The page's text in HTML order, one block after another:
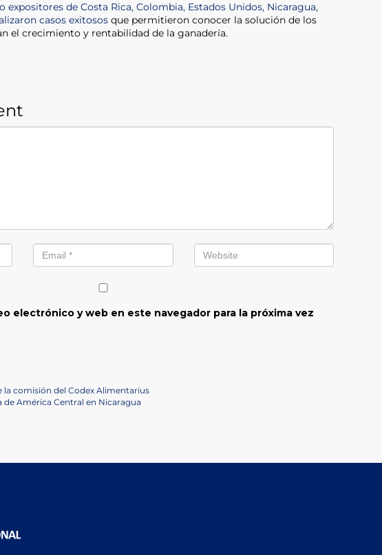
expositores de Costa Rica, Colombia, Estados Unidos, Nicaragua,
casos exitosos que permitieron conocer la solución de los
el crecimiento y rentabilidad de la ganadería.
electrónico y web en este navegador para la próxima vez
la comisión del Codex Alimentarius
de América Central en Nicaragua